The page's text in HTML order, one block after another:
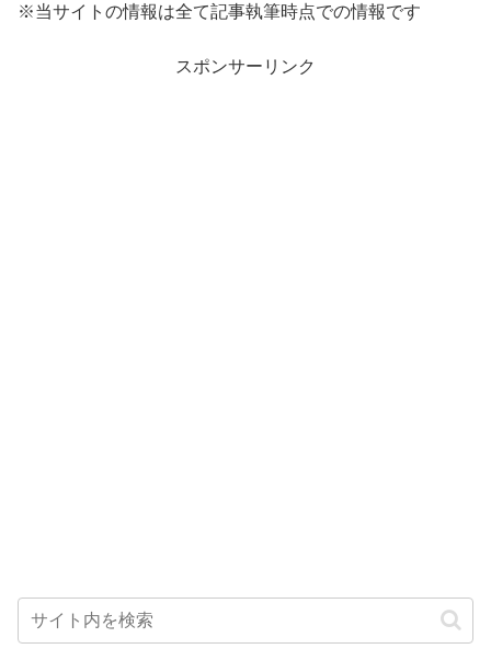
※当サイトの情報は全て記事執筆時点での情報です
スポンサーリンク